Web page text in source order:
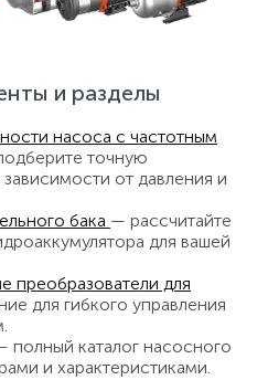
и разделы
насоса с частотным
точную
от давления и
бака — рассчитайте
для вашей
преобразователи для
для гибкого управления
полный каталог насосного
и характеристиками.